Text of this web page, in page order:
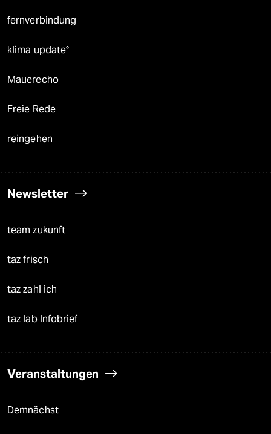
fernverbindung
klima update°
Mauerecho
Freie Rede
reingehen
Newsletter
team zukunft
taz frisch
taz zahl ich
taz lab Infobrief
Veranstaltungen
Demnächst